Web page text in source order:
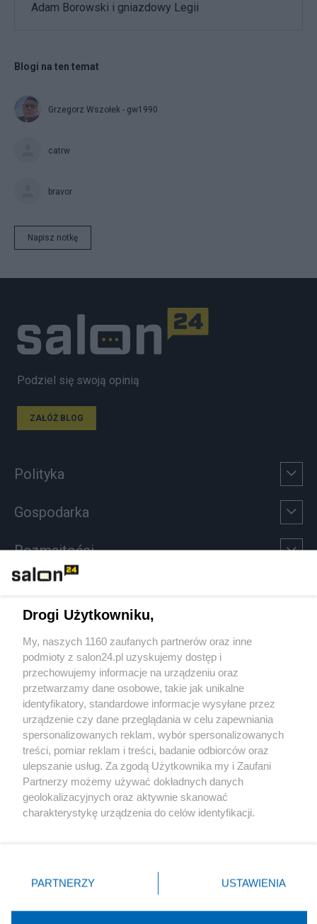
Adam Borowski i gniazdowy Legii
Blogi na ten temat
Grzegorz Wszołek - gw1990
catrw
bravor
Napisz notkę
Podziel się swoją opinią
ZAŁÓŻ BLOG
Polityka
Gospodarka
Rozmaitości
Sport
Społeczeństwo
Kultura
X Facebook Instagram Youtube
Drogi Użytkowniku,
My, naszych 1160 zaufanych partnerów oraz inne
podmioty z salon24.pl uzyskujemy dostęp i
przechowujemy informacje na urządzeniu oraz
przetwarzamy dane osobowe, takie jak unikalne
identyfikatory, standardowe informacje wysyłane przez
urządzenie czy dane przeglądania w celu zapewniania
spersonalizowanych reklam, wybór spersonalizowanych
treści, pomiar reklam i treści, badanie odbiorców oraz
ulepszanie usług. Za zgodą Użytkownika my i Zaufani
Partnerzy możemy używać dokładnych danych
geolokalizacyjnych oraz aktywnie skanować
charakterystykę urządzenia do celów identyfikacji.
zmienić/wycofać klikając przycisk ustawień prywatności
znajdujący się w lewym dolnym rogu strony
rodzaje przetwarzania danych nie wymagają zgody
PARTNERZY USTAWIENIA